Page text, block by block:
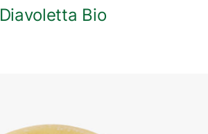
Diavoletta Bio